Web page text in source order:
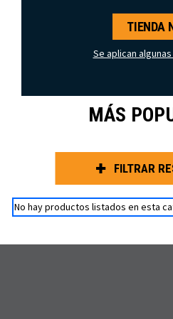
TIENDA
Se aplican
MÁS
FILTRAR
No hay productos listados en esta